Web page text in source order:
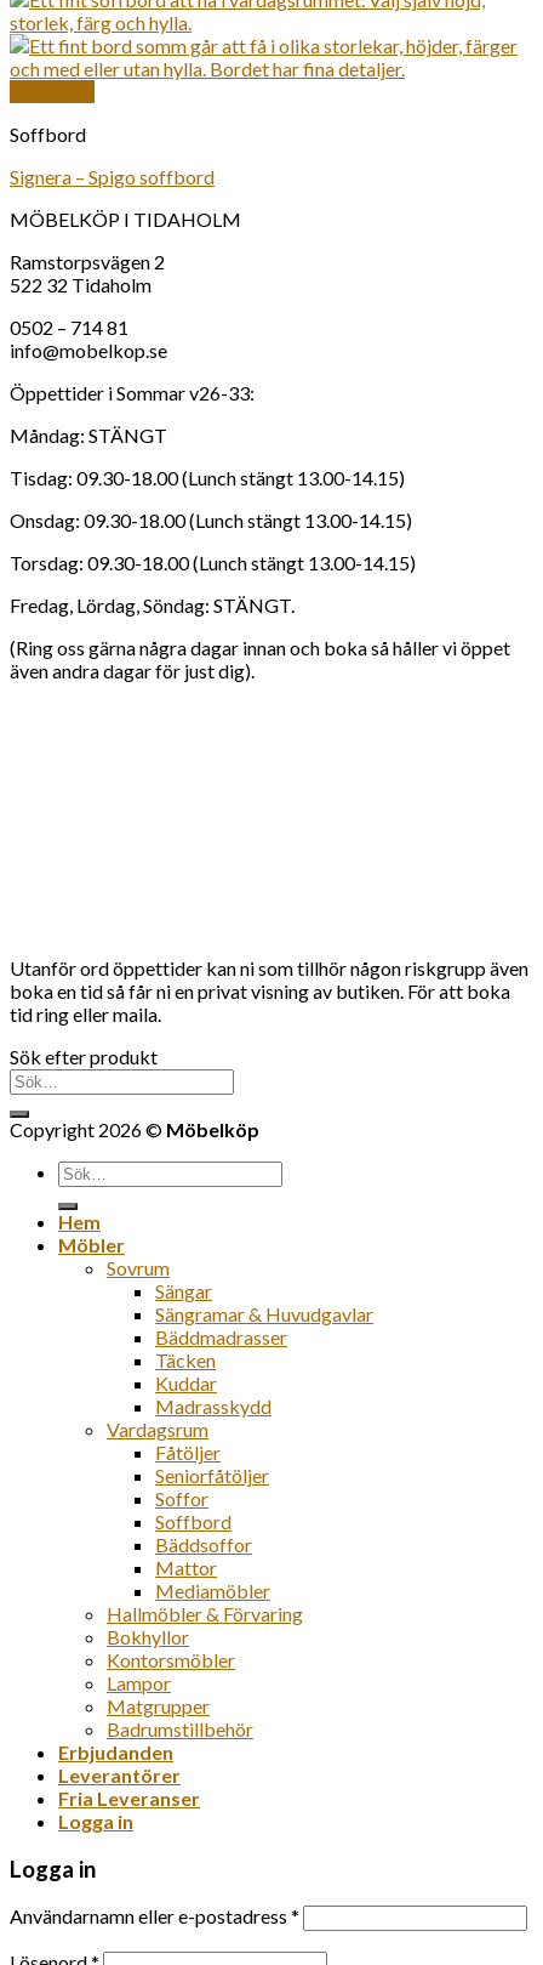
Soffbord
Signera – Spigo soffbord
MÖBELKÖP I TIDAHOLM
Ramstorpsvägen 2
522 32 Tidaholm
0502 – 714 81
info@mobelkop.se
Öppettider i Sommar v26-33:
Måndag: STÄNGT
Tisdag: 09.30-18.00 (Lunch stängt 13.00-14.15)
Onsdag: 09.30-18.00 (Lunch stängt 13.00-14.15)
Torsdag: 09.30-18.00 (Lunch stängt 13.00-14.15)
Fredag, Lördag, Söndag: STÄNGT.
(Ring oss gärna några dagar innan och boka så håller vi öppet
även andra dagar för just dig).
Utanför ord öppettider kan ni som tillhör någon riskgrupp även
boka en tid så får ni en privat visning av butiken. För att boka
tid ring eller maila.
Sök efter produkt
Sök
efter:
Copyright 2026 © Möbelköp
Sök
efter:
Hem
Möbler
Sovrum
Sängar
Sängramar & Huvudgavlar
Bäddmadrasser
Täcken
Kuddar
Madrasskydd
Vardagsrum
Fåtöljer
Seniorfåtöljer
Soffor
Soffbord
Bäddsoffor
Mattor
Mediamöbler
Hallmöbler & Förvaring
Bokhyllor
Kontorsmöbler
Lampor
Matgrupper
Badrumstillbehör
Erbjudanden
Leverantörer
Fria Leveranser
Logga in
Logga in
Användarnamn eller e-postadress *